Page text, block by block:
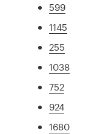
599
1145
255
1038
752
924
1680